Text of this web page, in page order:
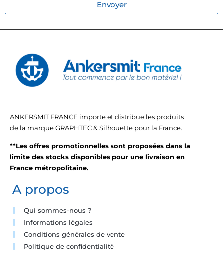
Envoyer
ANKERSMIT FRANCE importe et distribue les produits
de la marque GRAPHTEC & Silhouette pour la France.
**Les offres promotionnelles sont proposées dans la
limite des stocks disponibles pour une livraison en
France métropolitaine.
A propos
Qui sommes-nous ?
Informations légales
Conditions générales de vente
Politique de confidentialité